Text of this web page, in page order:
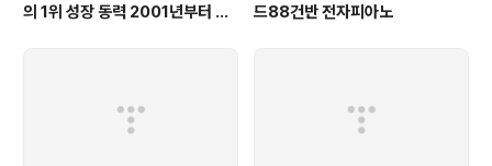
의 1위 성장 동력 2001년부터 가
드88건반 전자피아노